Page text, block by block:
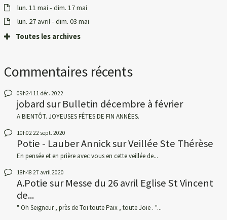
lun. 11 mai - dim. 17 mai
lun. 27 avril - dim. 03 mai
Toutes les archives
Commentaires récents
09h24 11 déc. 2022
jobardsurBulletin décembre à février
A BIENTÔT. JOYEUSES FÊTES DE FIN ANNÉES.
10h0222 sept. 2020
Potie - Lauber AnnicksurVeillée Ste Thérèse
En pensée et en prière avec vous en cette veillée de...
18h48 27 avril 2020
A.PotiesurMesse du 26 avril Eglise St Vincent
de...
" Oh Seigneur , près de Toi toute Paix , toute Joie . "...